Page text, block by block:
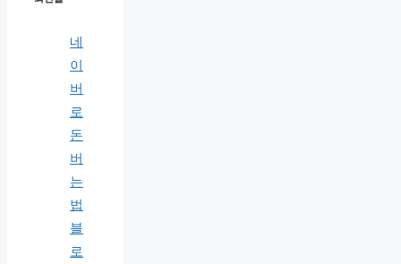
네
이
버
로
돈
버
는
법
블
로